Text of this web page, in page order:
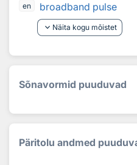
en
broadband pulse
keyboard_arrow_down Näita kogu mõistet
Sõnavormid puuduvad
Päritolu andmed